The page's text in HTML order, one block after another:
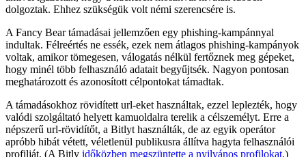
dolgoztak. Ehhez szükségük volt némi szerencsére is.
A Fancy Bear támadásai jellemzően egy phishing-kampánnyal
indultak. Félreértés ne essék, ezek nem átlagos phishing-kampányok
voltak, amikor tömegesen, válogatás nélkül fertőznek meg gépeket,
hogy minél több felhasználó adatait begyűjtsék. Nagyon pontosan
meghatározott és azonosított célpontokat támadtak.
A támadásokhoz rövidített url-eket használtak, ezzel leplezték, hogy
valódi szolgáltató helyett kamuoldalra terelik a célszemélyt. Erre a
népszerű url-rövidítőt, a Bitlyt használták, de az egyik operátor
apróbb hibát vétett, véletlenül publikusra állítva hagyta felhasználói
profilját. (A Bitly időközben megszüntette a nyilvános profilokat.)